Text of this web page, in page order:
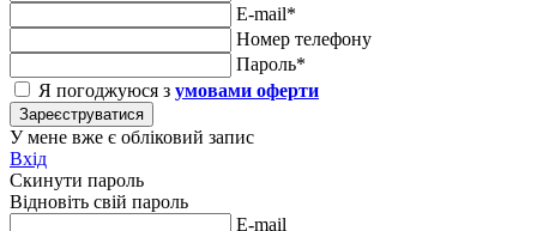
E-mail*
Номер телефону
Пароль*
Я погоджуюся з умовами оферти
Зареєструватися
У мене вже є обліковий запис
Вхід
Скинути пароль
Відновіть свій пароль
E-mail